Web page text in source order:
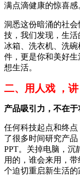
满点滴健康的惊喜感
洞悉这份暗涌的社
技，我们发现，生
冰箱、洗衣机、洗
件，更是你和美好
想生活。
二、用人戏 ，
产品吸引力，不在
任何科技起点和终
了很多时间研究产
PPT。关掉电脑，
用的，谁会来用，
个迫切重启新生活